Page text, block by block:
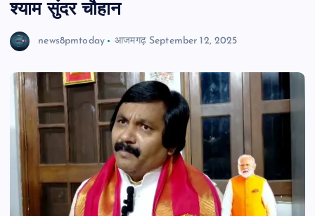
श्याम सुंदर चौहान
news8pmtoday आजमगढ़ September 12, 2025